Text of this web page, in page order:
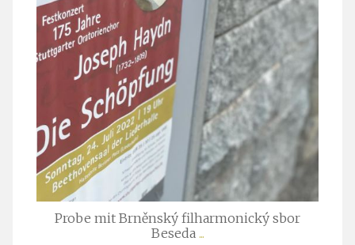
Probe mit Brněnský filharmonický sbor
Beseda ...